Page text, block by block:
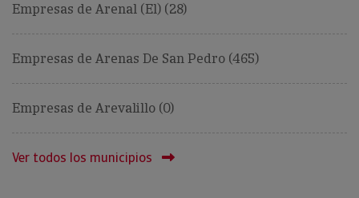
Empresas de Arenal (El) (28)
Empresas de Arenas De San Pedro (465)
Empresas de Arevalillo (0)
Ver todos los municipios